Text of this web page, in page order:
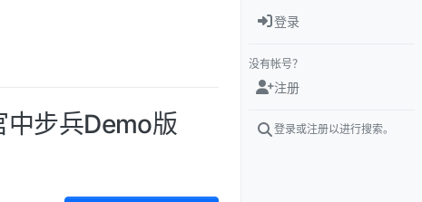
步兵Demo版
登录
没有帐号？
注册
登录或注册以进行搜索。